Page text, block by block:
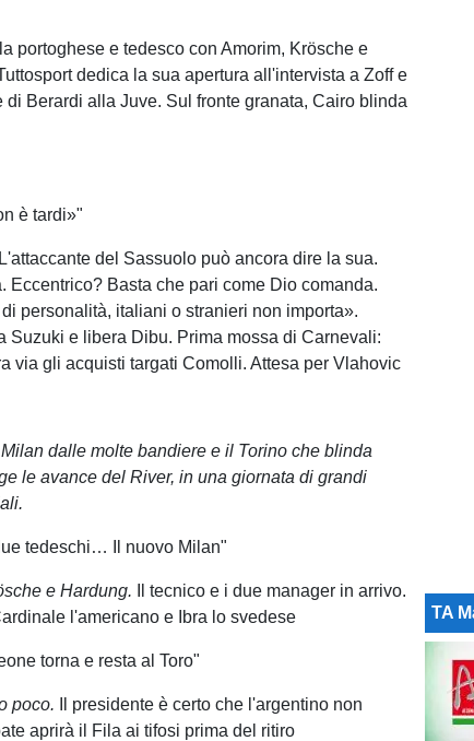
portoghese e tedesco con Amorim, Krösche e
dedica la sua apertura all'intervista a Zoff e
di Berardi alla Juve. Sul fronte granata, Cairo blinda
è tardi»"
del Sassuolo può ancora dire la sua.
Eccentrico? Basta che pari come Dio comanda.
personalità, italiani o stranieri non importa».
Suzuki e libera Dibu. Prima mossa di Carnevali:
via gli acquisti targati Comolli. Attesa per Vlahovic
dalle molte bandiere e il Torino che blinda
le avance del River, in una giornata di grandi
tedeschi… Il nuovo Milan"
e Hardung. Il tecnico e i due manager in arrivo.
l'americano e Ibra lo svedese
torna e resta al Toro"
poco. Il presidente è certo che l'argentino non
aprirà il Fila ai tifosi prima del ritiro
TA